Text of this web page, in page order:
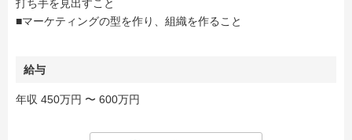
打ち手を見出すこと
■マーケティングの型を作り、組織を作ること
給与
年収 450万円 〜 600万円